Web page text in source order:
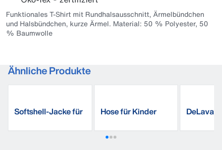
Funktionales T-Shirt mit Rundhalsausschnitt, Ärmelbündchen
und Halsbündchen, kurze Ärmel. Material: 50 % Polyester, 50
% Baumwolle
Ähnliche Produkte
Softshell-Jacke für Hose für Kinder DeLaval